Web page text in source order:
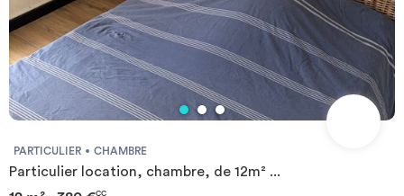
PARTICULIER CHAMBRE
Particulier location, chambre, de 12m² ...
CC